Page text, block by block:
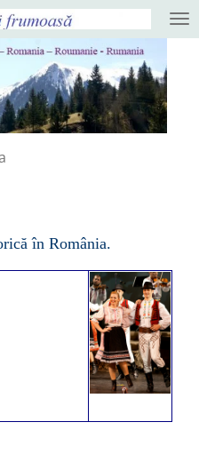
în România.